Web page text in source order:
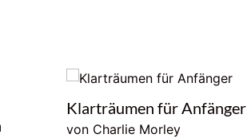
Klarträumen für Anfänger
von Charlie Morley